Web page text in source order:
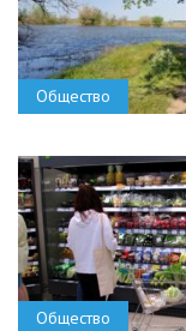
Общество
Общество